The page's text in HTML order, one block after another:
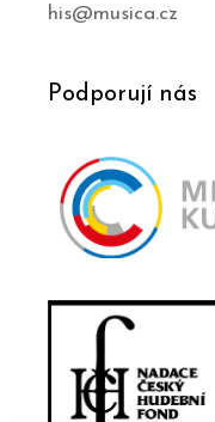
his@musica.cz
Podporují nás